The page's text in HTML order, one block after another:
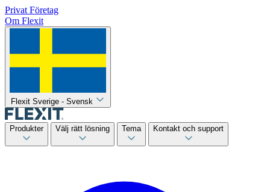
Privat Företag
Om Flexit
Flexit Sverige - Svensk
Produkter Välj rätt lösning Tema Kontakt och support